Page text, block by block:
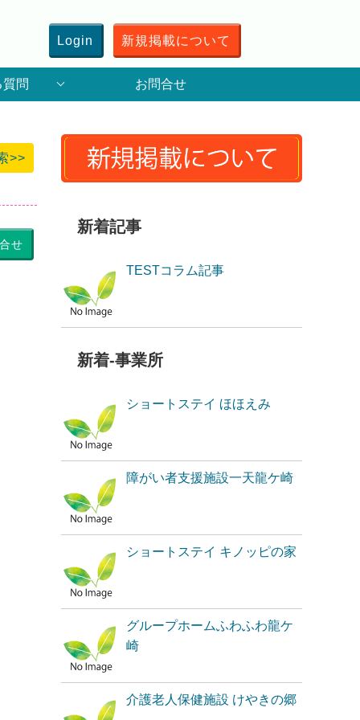
Login 新規掲載について
問 お問合せ
>>
せ
新着記事
TESTコラム記事
新着-事業所
ショートステイ ほほえみ
障がい者支援施設一天龍ケ崎
ショートステイ キノッピの家
グループホームふわふわ龍ケ
崎
介護老人保健施設 けやきの郷